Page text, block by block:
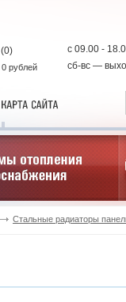
(0)
0 рублей
с 09.00 -
сб-вс —
Стальные радиаторы